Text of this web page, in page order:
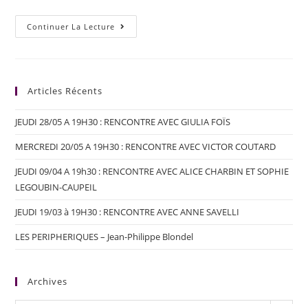
Continuer La Lecture
Articles Récents
JEUDI 28/05 A 19H30 : RENCONTRE AVEC GIULIA FOÏS
MERCREDI 20/05 A 19H30 : RENCONTRE AVEC VICTOR COUTARD
JEUDI 09/04 A 19h30 : RENCONTRE AVEC ALICE CHARBIN ET SOPHIE
LEGOUBIN-CAUPEIL
JEUDI 19/03 à 19H30 : RENCONTRE AVEC ANNE SAVELLI
LES PERIPHERIQUES – Jean-Philippe Blondel
Archives